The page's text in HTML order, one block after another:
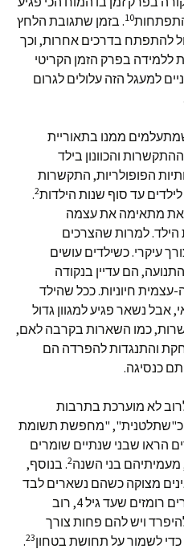
10. בזמן שתגובת הלחץ
להתפתח בדרכים אחרות, וכך
ללמידה בפרק הזמן הקריטי
למעגל הזה עלולים לגרום
.
ממנו בתאוריית
והכוונון בילד
הפופולריות, התקשרות
עד סוף שנות הילדות2
.
מתאימה את עצמה
הילד. למרות שהצרכים
עיקרי. כשילדים עושים
הם עדיין בנקודה
עצמית חיוניות. ככל שהילד
אבל נשאר פגיע למגוון גדול
כמו השארות בקרבה לאם,
והתנגדות להפרדה הם
כנסיגה.
לא מוערכת בתרבות
כ"שתלטנית", "מחפשת תשומת
הראו שבני שנתיים שומרים
בני השנה2. בנוסף,
מפגינים מצוקה כשהם נשארים לבד
. מחקרים רומזים שעד גיל 4, רוב
ויש להם פחות צורך
לשמור על תחושת בטחון23
.